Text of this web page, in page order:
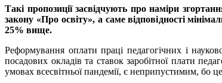
Такі пропозиції засвідчують про наміри
закону «Про освіту», а саме відповідності
25% вище.
Реформування оплати праці педагогічних і
посадових окладів та ставок заробітної плати
умовах всесвітньої пандемії, є неприпустимим, бо